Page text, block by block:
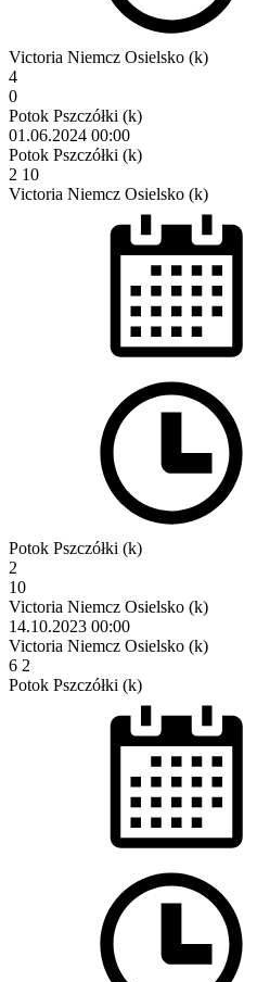
Victoria Niemcz Osielsko (k)
4
0
Potok Pszczółki (k)
01.06.2024 00:00
Potok Pszczółki (k)
2 10
Victoria Niemcz Osielsko (k)
Potok Pszczółki (k)
2
10
Victoria Niemcz Osielsko (k)
14.10.2023 00:00
Victoria Niemcz Osielsko (k)
6 2
Potok Pszczółki (k)